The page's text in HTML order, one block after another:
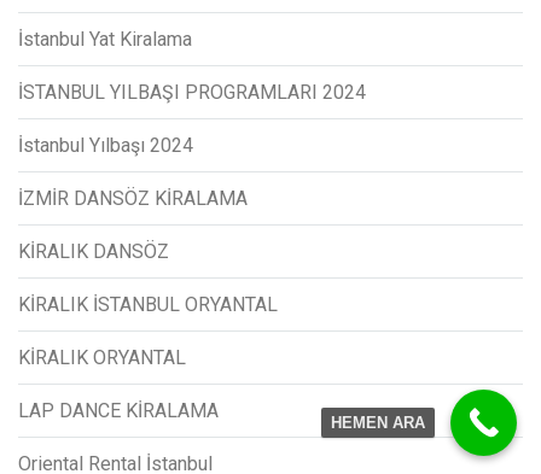
İstanbul Yat Kiralama
İSTANBUL YILBAŞI PROGRAMLARI 2024
İstanbul Yılbaşı 2024
İZMİR DANSÖZ KİRALAMA
KİRALIK DANSÖZ
KİRALIK İSTANBUL ORYANTAL
KİRALIK ORYANTAL
LAP DANCE KİRALAMA
Oriental Rental İstanbul
HEMEN ARA